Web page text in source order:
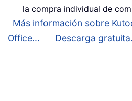
la compra individual de
Más información sobre
Office...
Descarga